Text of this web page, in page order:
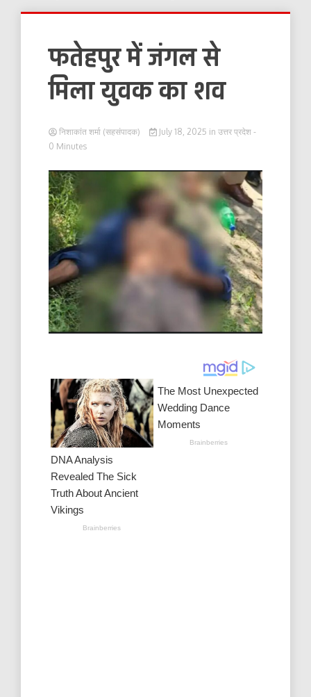
फतेहपुर में जंगल से
मिला युवक का शव
निशाकांत शर्मा (सहसंपादक) July 18, 2025 in उत्तर प्रदेश -
0 Minutes